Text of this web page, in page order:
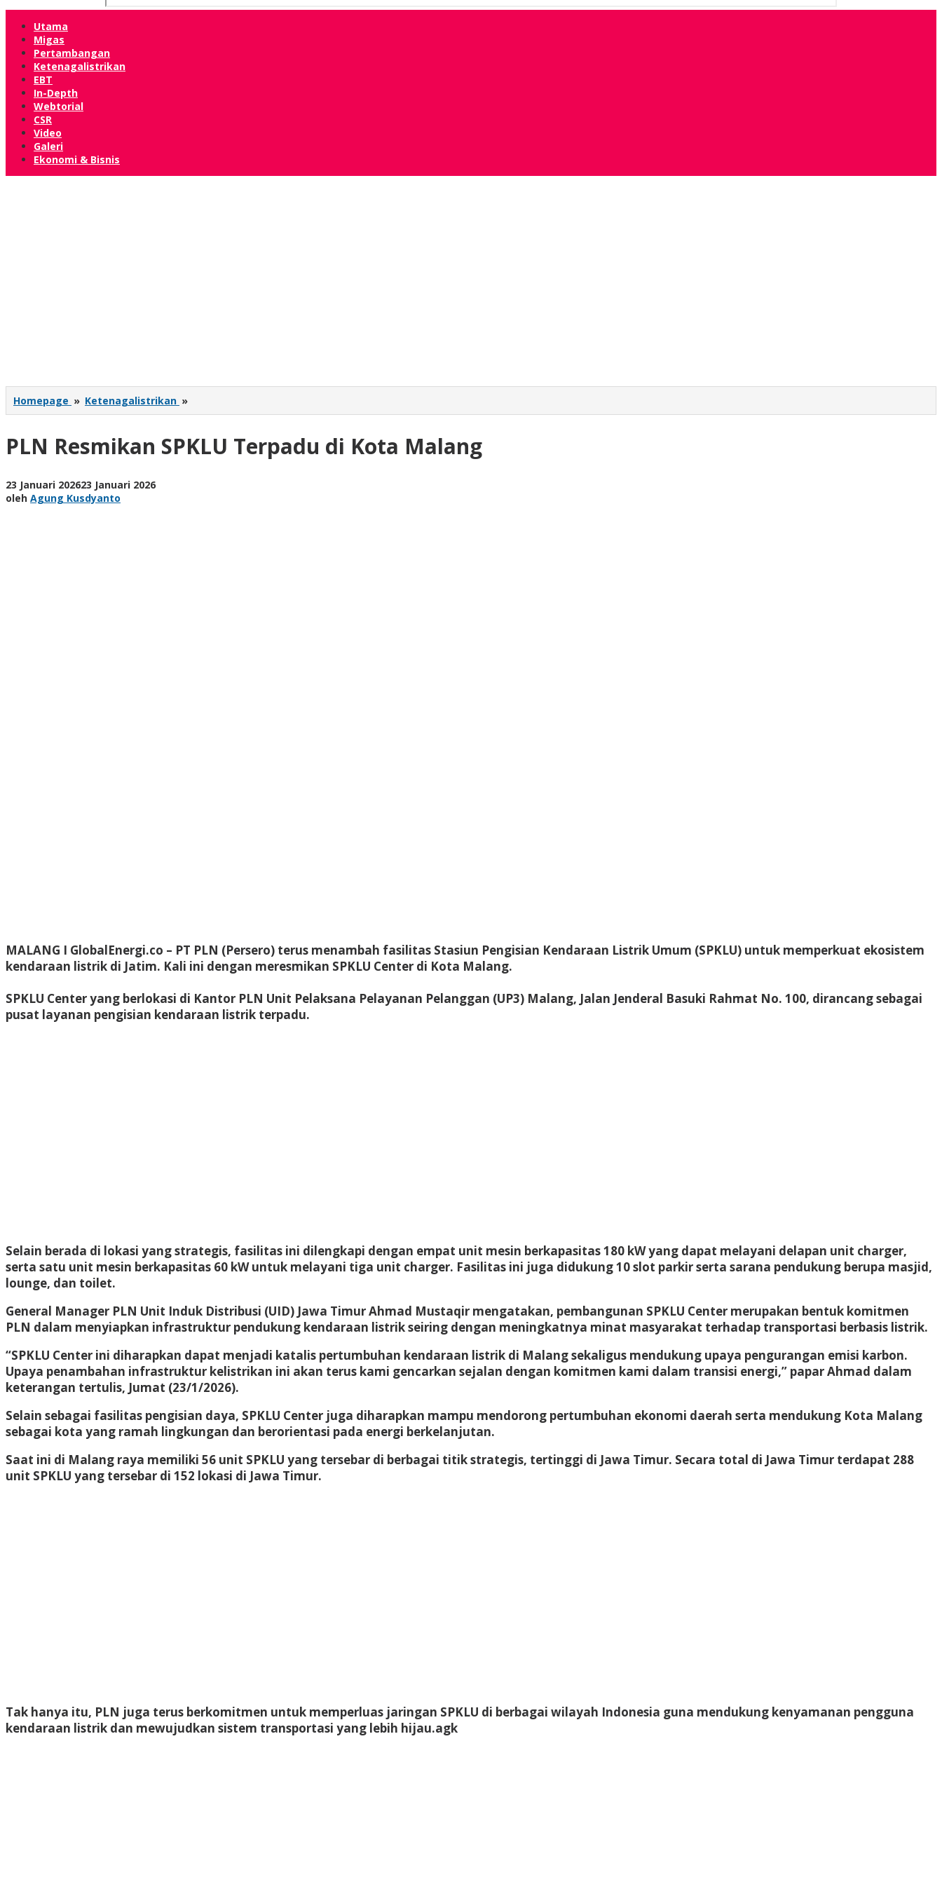
Utama
Migas
Pertambangan
Ketenagalistrikan
EBT
In-Depth
Webtorial
CSR
Video
Galeri
Ekonomi & Bisnis
Homepage » Ketenagalistrikan »
Resmikan
Terpadu
di
PLN Resmikan SPKLU Terpadu di Kota Malang
23 Januari 202623 Januari 2026oleh
oleh Agung Kusdyanto
MALANG I GlobalEnergi.co – PT PLN (Persero) terus menambah fasilitas Stasiun Pengisian Kendaraan Listrik Umum (SPKLU) untuk memperkuat ekosistem
kendaraan listrik di Jatim. Kali ini dengan meresmikan SPKLU Center di Kota Malang.
SPKLU Center yang berlokasi di Kantor PLN Unit Pelaksana Pelayanan Pelanggan (UP3) Malang, Jalan Jenderal Basuki Rahmat No. 100, dirancang sebagai
pusat layanan pengisian kendaraan listrik terpadu.
Selain berada di lokasi yang strategis, fasilitas ini dilengkapi dengan empat unit mesin berkapasitas 180 kW yang dapat melayani delapan unit charger,
serta satu unit mesin berkapasitas 60 kW untuk melayani tiga unit charger. Fasilitas ini juga didukung 10 slot parkir serta sarana pendukung berupa masjid,
lounge, dan toilet.
General Manager PLN Unit Induk Distribusi (UID) Jawa Timur Ahmad Mustaqir mengatakan, pembangunan SPKLU Center merupakan bentuk komitmen
PLN dalam menyiapkan infrastruktur pendukung kendaraan listrik seiring dengan meningkatnya minat masyarakat terhadap transportasi berbasis listrik.
“SPKLU Center ini diharapkan dapat menjadi katalis pertumbuhan kendaraan listrik di Malang sekaligus mendukung upaya pengurangan emisi karbon.
Upaya penambahan infrastruktur kelistrikan ini akan terus kami gencarkan sejalan dengan komitmen kami dalam transisi energi,” papar Ahmad dalam
keterangan tertulis, Jumat (23/1/2026).
Selain sebagai fasilitas pengisian daya, SPKLU Center juga diharapkan mampu mendorong pertumbuhan ekonomi daerah serta mendukung Kota Malang
sebagai kota yang ramah lingkungan dan berorientasi pada energi berkelanjutan.
Saat ini di Malang raya memiliki 56 unit SPKLU yang tersebar di berbagai titik strategis, tertinggi di Jawa Timur. Secara total di Jawa Timur terdapat 288
unit SPKLU yang tersebar di 152 lokasi di Jawa Timur.
Tak hanya itu, PLN juga terus berkomitmen untuk memperluas jaringan SPKLU di berbagai wilayah Indonesia guna mendukung kenyamanan pengguna
kendaraan listrik dan mewujudkan sistem transportasi yang lebih hijau.agk